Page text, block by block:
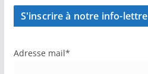
S'inscrire à notre info-lettre
Adresse mail*